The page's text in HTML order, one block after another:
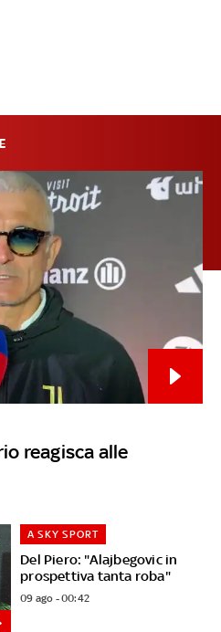
reagisca alle
Del Piero: "Alajbegovic in
prospettiva tanta roba"
A SKY SPORT
09 ago - 00:42